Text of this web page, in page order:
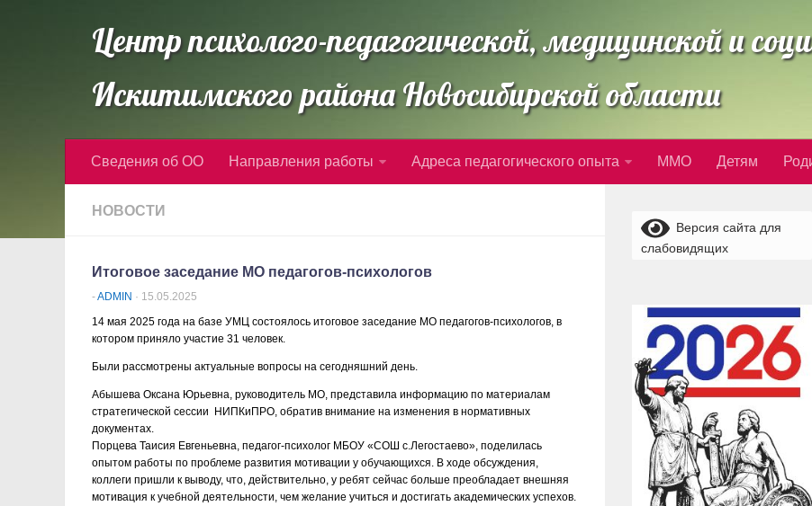
Центр психолого-педагогической, медицинской и
Искитимского района Новосибирской области
Сведения об ОО Направления работы Адреса педагогического опыта ММО Детям
НОВОСТИ
Итоговое заседание МО педагогов-психологов
-ADMIN · 15.05.2025
14 мая 2025 года на базе УМЦ состоялось итоговое заседание МО педагогов-психологов, в
котором приняло участие 31 человек.
Были рассмотрены актуальные вопросы на сегодняшний день.
Абышева Оксана Юрьевна, руководитель МО, представила информацию по материалам
стратегической сессии НИПКиПРО, обратив внимание на изменения в нормативных
документах.
Порцева Таисия Евгеньевна, педагог-психолог МБОУ «СОШ с.Легостаево», поделилась
опытом работы по проблеме развития мотивации у обучающихся. В ходе обсуждения,
коллеги пришли к выводу, что, действительно, у ребят сейчас больше преобладает внешняя
мотивация к учебной деятельности, чем желание учиться и достигать академических успехов.
Версия сайта для
слабовидящих